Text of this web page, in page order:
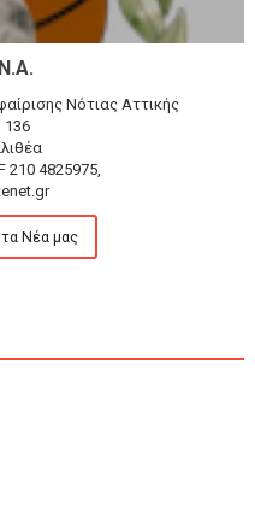
Νότιας Αττικής
136
210 4825975,
Νέα μας